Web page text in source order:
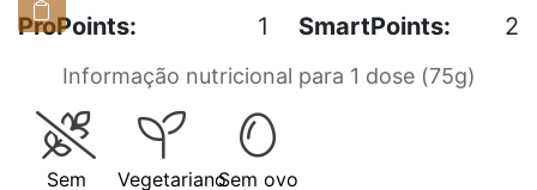
ProPoints:
1 SmartPoints: 2
Informação nutricional para 1 dose (75g)
Sem
VegetarianoSem ovo